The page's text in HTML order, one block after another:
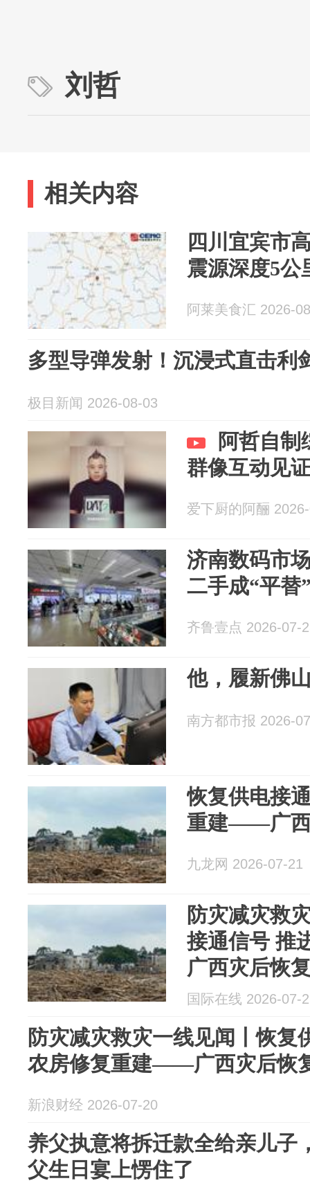
刘哲
相关内容
四川宜宾市
震源深度5公
阿莱美食汇 2026-
多型导弹发射！沉浸式直击利
极目新闻 2026-08-03
阿哲自制
群像互动见
爱下厨的阿酾
济南数码市
二手成“平替
齐鲁壹点 2026-07-
他，履新佛
南方都市报 2026-
恢复供电接
重建——广西
九龙网 2026-07-21
防灾减灾救
接通信号
广西灾后恢
国际在线 2026-07-
防灾减灾救灾一线见闻丨恢复
农房修复重建——广西灾后恢
新浪财经 2026-07-20
养父执意将拆迁款全给亲儿子
父生日宴上愣住了